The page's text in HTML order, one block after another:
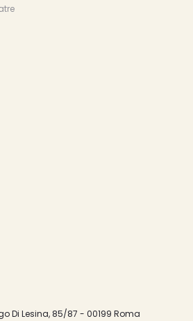
Di Lesina, 85/87 - 00199 Roma